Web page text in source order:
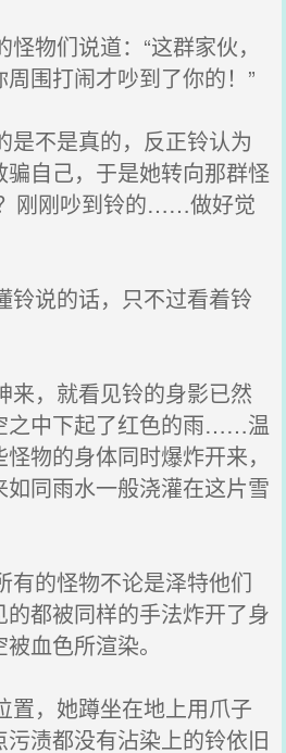
物们说道：“这群家伙，
围打闹才吵到了你的！”
不是真的，反正铃认为
自己，于是她转向那群怪
刚刚吵到铃的……做好觉
说的话，只不过看着铃
，就看见铃的身影已然
之中下起了红色的雨……温
物的身体同时爆炸开来，
同雨水一般浇灌在这片雪
的怪物不论是泽特他们
都被同样的手法炸开了身
血色所渲染。
，她蹲坐在地上用爪子
渍都没有沾染上的铃依旧